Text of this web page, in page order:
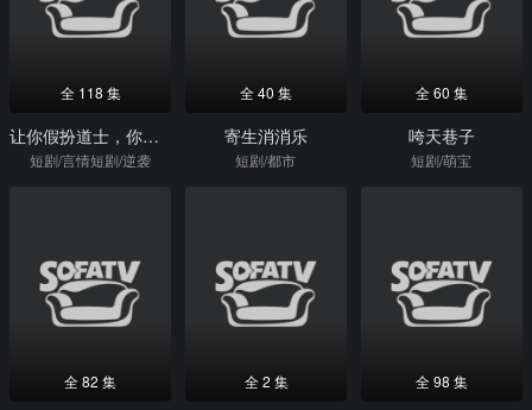
全 118 集
让你假扮道士，你怎么披上天师服
短剧/言情短剧/逆袭
全 40 集
寄生消消乐
短剧/都市
全 60 集
咵天巷子
短剧/萌宝
全 82 集 全 2 集 全 98 集